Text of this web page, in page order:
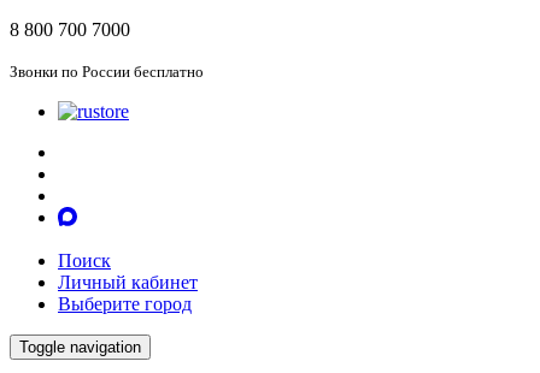
8 800 700 7000
Звонки по России бесплатно
Поиск
Личный кабинет
Выберите город
Toggle navigation